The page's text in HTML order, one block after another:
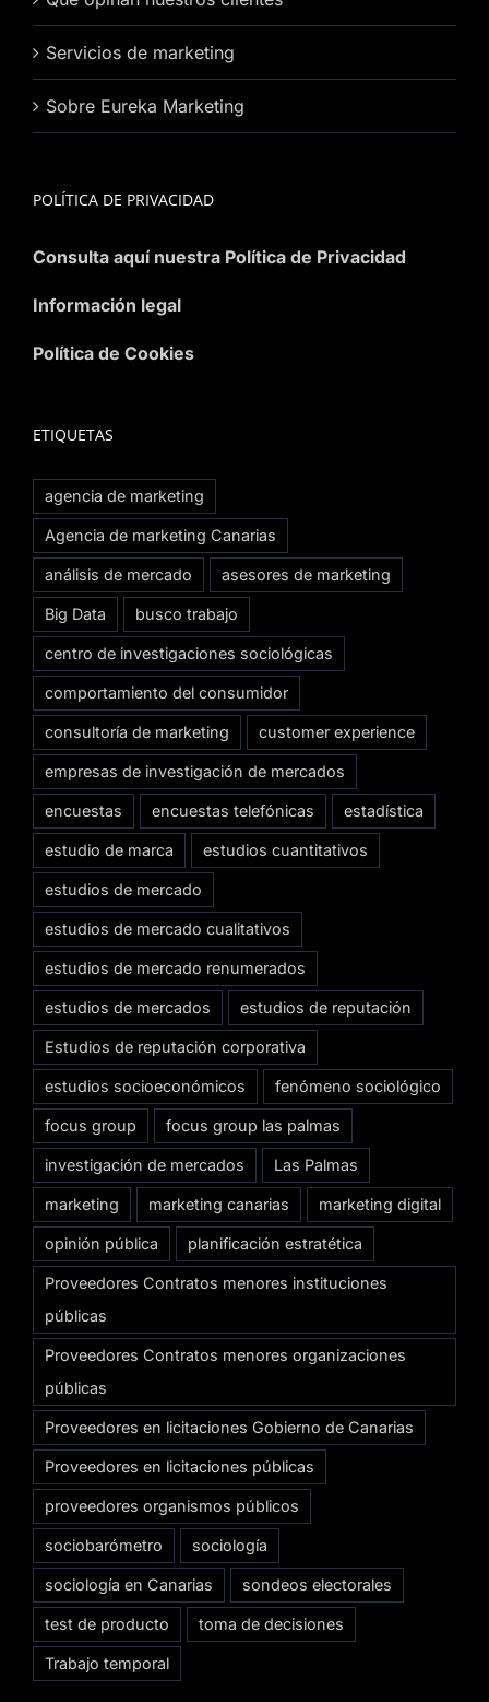
Servicios de marketing
Sobre Eureka Marketing
POLÍTICA DE PRIVACIDAD
Consulta aquí nuestra Política de Privacidad
Información legal
Política de Cookies
ETIQUETAS
agencia de marketing
Agencia de marketing Canarias
análisis de mercado asesores de marketing
Big Data busco trabajo
centro de investigaciones sociológicas
comportamiento del consumidor
consultoría de marketing customer experience
empresas de investigación de mercados
encuestas encuestas telefónicas estadística
estudio de marca estudios cuantitativos
estudios de mercado
estudios de mercado cualitativos
estudios de mercado renumerados
estudios de mercados estudios de reputación
Estudios de reputación corporativa
estudios socioeconómicos fenómeno sociológico
focus group focus group las palmas
investigación de mercados Las Palmas
marketing marketing canarias marketing digital
opinión pública planificación estratética
Proveedores Contratos menores instituciones
públicas
Proveedores Contratos menores organizaciones
públicas
Proveedores en licitaciones Gobierno de Canarias
Proveedores en licitaciones públicas
proveedores organismos públicos
sociobarómetro sociología
sociología en Canarias sondeos electorales
test de producto toma de decisiones
Trabajo temporal